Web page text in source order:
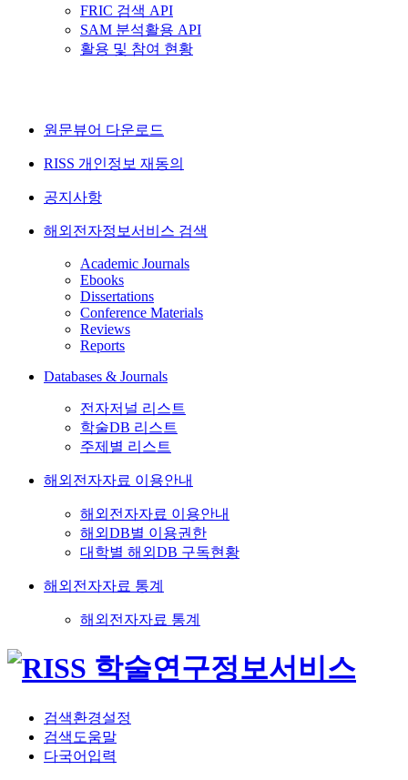
FRIC 검색 API
SAM 분석활용 API
활용 및 참여 현황
원문뷰어 다운로드
RISS 개인정보 재동의
공지사항
해외전자정보서비스 검색
Academic Journals
Ebooks
Dissertations
Conference Materials
Reviews
Reports
Databases & Journals
전자저널 리스트
학술DB 리스트
주제별 리스트
해외전자자료 이용안내
해외전자자료 이용안내
해외DB별 이용권한
대학별 해외DB 구독현황
해외전자자료 통계
해외전자자료 통계
검색환경설정
검색도움말
다국어입력